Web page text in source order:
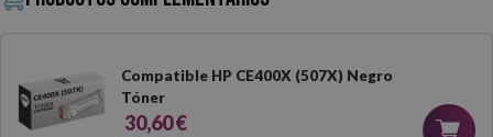
Compatible HP CE400X (507X) Negro
Tóner
30,60 €